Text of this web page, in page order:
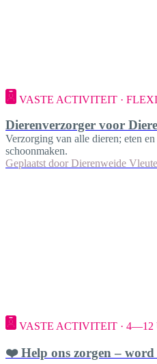
VASTE ACTIVITEIT ·
Dierenverzorger voor
Verzorging van alle dieren; eten
schoonmaken.
Geplaatst door Dierenweide
VASTE ACTIVITEIT ·
❤️ Help ons zorgen –